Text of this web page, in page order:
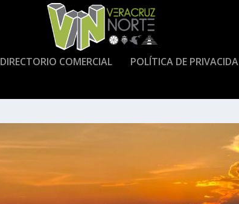
DIRECTORIO COMERCIAL POLÍTICA DE